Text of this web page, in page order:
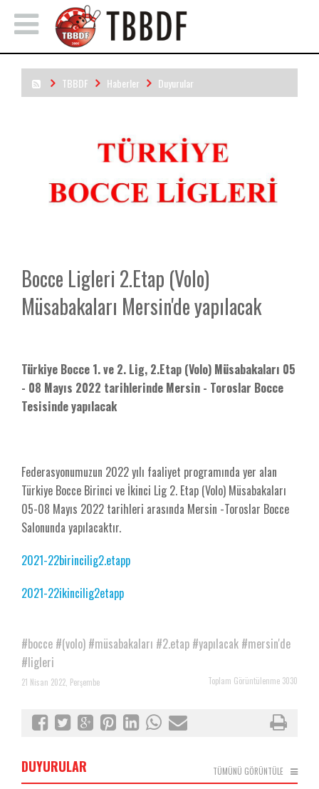
TBBDF Haberler
Duyurular
Bocce Ligleri 2.Etap (Volo)
Müsabakaları Mersin'de yapılacak
Türkiye Bocce 1. ve 2. Lig, 2.Etap (Volo) Müsabakaları 05
- 08 Mayıs 2022 tarihlerinde Mersin - Toroslar Bocce
Tesisinde yapılacak
Federasyonumuzun 2022 yılı faaliyet programında yer alan
Türkiye Bocce Birinci ve İkinci Lig 2. Etap (Volo) Müsabakaları
05-08 Mayıs 2022 tarihleri arasında Mersin -Toroslar Bocce
Salonunda yapılacaktır.
2021-22birincilig2.etapp
2021-22ikincilig2etapp
#bocce #(volo) #müsabakaları #2.etap #yapılacak #mersin'de
#ligleri
Toplam Görüntülenme 3030
21 Nisan 2022, Perşembe
TÜMÜNÜ GÖRÜNTÜLE
DUYURULAR